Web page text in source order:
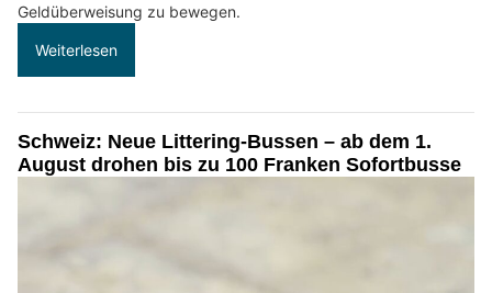
Geldüberweisung zu bewegen.
Weiterlesen
Schweiz: Neue Littering-Bussen – ab dem 1.
August drohen bis zu 100 Franken Sofortbusse